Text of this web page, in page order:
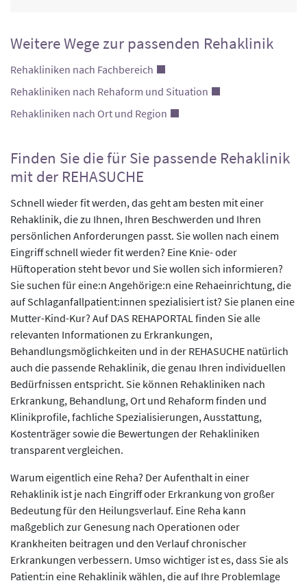
Weitere Wege zur passenden Rehaklinik
Rehakliniken nach Fachbereich
Rehakliniken nach Rehaform und Situation
Rehakliniken nach Ort und Region
Finden Sie die für Sie passende Rehaklinik
mit der REHASUCHE
Schnell wieder fit werden, das geht am besten mit einer
Rehaklinik, die zu Ihnen, Ihren Beschwerden und Ihren
persönlichen Anforderungen passt. Sie wollen nach einem
Eingriff schnell wieder fit werden? Eine Knie- oder
Hüftoperation steht bevor und Sie wollen sich informieren?
Sie suchen für eine:n Angehörige:n eine Rehaeinrichtung, die
auf Schlaganfallpatient:innen spezialisiert ist? Sie planen eine
Mutter-Kind-Kur? Auf DAS REHAPORTAL finden Sie alle
relevanten Informationen zu Erkrankungen,
Behandlungsmöglichkeiten und in der REHASUCHE natürlich
auch die passende Rehaklinik, die genau Ihren individuellen
Bedürfnissen entspricht. Sie können Rehakliniken nach
Erkrankung, Behandlung, Ort und Rehaform finden und
Klinikprofile, fachliche Spezialisierungen, Ausstattung,
Kostenträger sowie die Bewertungen der Rehakliniken
transparent vergleichen.
Warum eigentlich eine Reha? Der Aufenthalt in einer
Rehaklinik ist je nach Eingriff oder Erkrankung von großer
Bedeutung für den Heilungsverlauf. Eine Reha kann
maßgeblich zur Genesung nach Operationen oder
Krankheiten beitragen und den Verlauf chronischer
Erkrankungen verbessern. Umso wichtiger ist es, dass Sie als
Patient:in eine Rehaklinik wählen, die auf Ihre Problemlage